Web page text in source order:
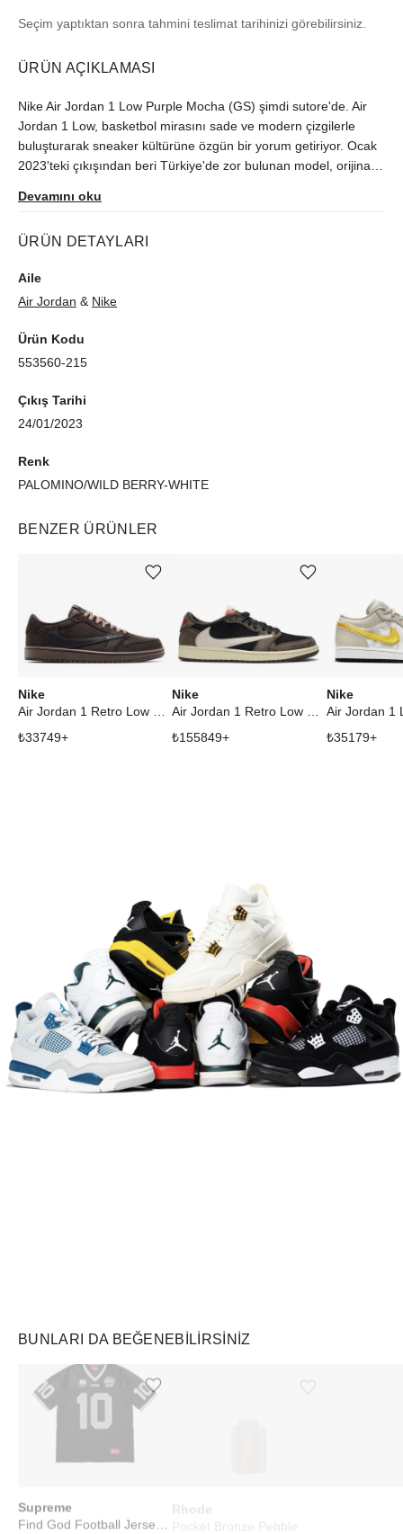
Seçim yaptıktan sonra tahmini teslimat tarihinizi görebilirsiniz.
ÜRÜN AÇIKLAMASI
Nike Air Jordan 1 Low Purple Mocha (GS) şimdi sutore'de. Air
Jordan 1 Low, basketbol mirasını sade ve modern çizgilerle
buluşturarak sneaker kültürüne özgün bir yorum getiriyor. Ocak
2023'teki çıkışından beri Türkiye'de zor bulunan model, orijinallik
Devamını oku
ÜRÜN DETAYLARI
Aile
Air Jordan & Nike
Ürün Kodu
553560-215
Çıkış Tarihi
24/01/2023
Renk
PALOMINO/WILD BERRY-WHITE
BENZER ÜRÜNLER
Nike
₺33749+
Ürünü istek listesine ekle veya listeden çıkar
Nike
₺155849+
Ürünü istek listesine ekle veya listeden çıkar
Nike
₺35179+
BUNLARI DA BEĞENEBILIRSINIZ
Supreme
Ürünü istek listesine ekle veya listeden çıkar
Rhode
Pocket Bronze Pebble
Ürünü istek listesine ekle veya listeden çıkar